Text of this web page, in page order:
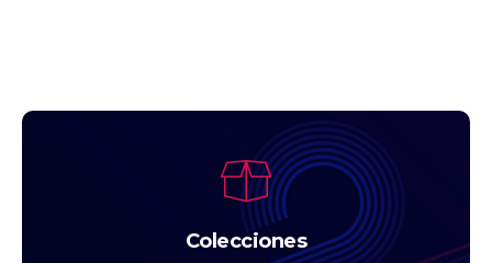
Colecciones